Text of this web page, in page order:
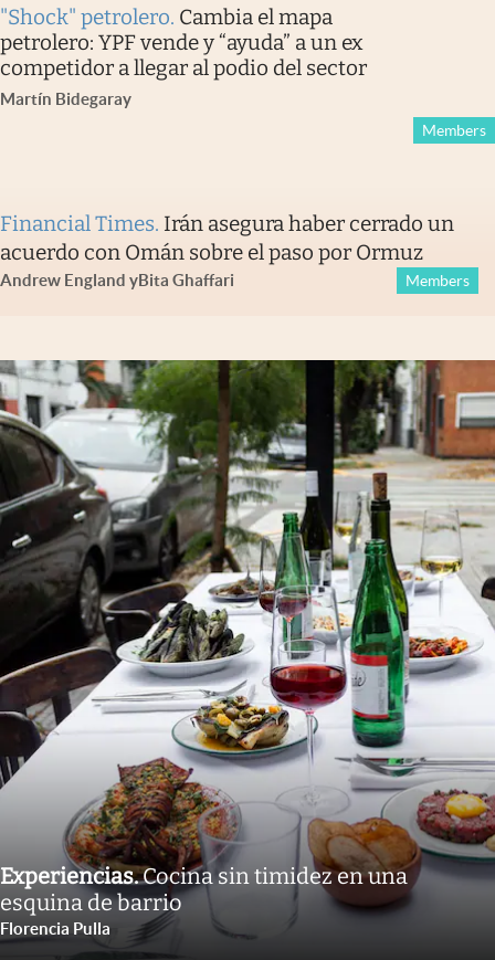
"Shock" petrolero. Cambia el mapa
petrolero: YPF vende y “ayuda” a un ex
competidor a llegar al podio del sector
Martín Bidegaray
Members
Financial Times. Irán asegura haber cerrado un
acuerdo con Omán sobre el paso por Ormuz
Andrew England yBita Ghaffari Members
Experiencias.Cocina sin timidez en una
esquina de barrio
Florencia Pulla